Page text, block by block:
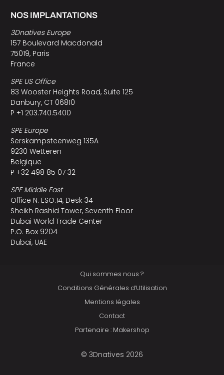
NOS IMPLANTATIONS
3Dnatives Europe
157 Boulevard Macdonald
75019, Paris
France
SPE US Office
83 Wooster Heights Road, Suite 125
Danbury, CT 06810
P +1 203.740.5400
SPE Europe
Serskampsteenweg 135A
9230 Wetteren
Belgique
P +32 498 85 07 32
SPE Middle East
Office N. ESO:14, Desk 34
Sheikh Rashid Tower, Seventh Floor
Dubai World Trade Center
P.O. Box 9204
Dubai, UAE
Qui sommes nous ?
Conditions Générales d’Utilisation
Mentions légales
Contact
Partenaire : Makershop
© 3Dnatives 2026